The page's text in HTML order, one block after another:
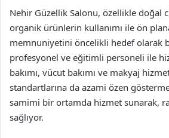
Nehir Güzellik Salonu, özellikle doğal
organik ürünlerin kullanımı ile ön
memnuniyetini öncelikli hedef olarak
profesyonel ve eğitimli personeli ile
bakımı, vücut bakımı ve makyaj
standartlarına da azami özen
samimi bir ortamda hizmet sunarak,
sağlıyor.